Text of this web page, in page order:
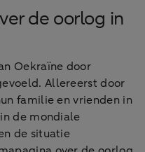
de oorlog in
Oekraïne door
Allereerst door
familie en vrienden in
de mondiale
de situatie